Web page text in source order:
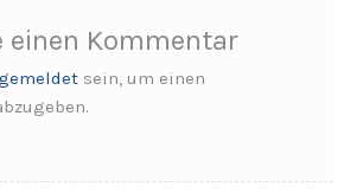
einen Kommentar
sein, um einen